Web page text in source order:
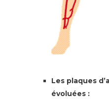
Les plaques
évoluées :